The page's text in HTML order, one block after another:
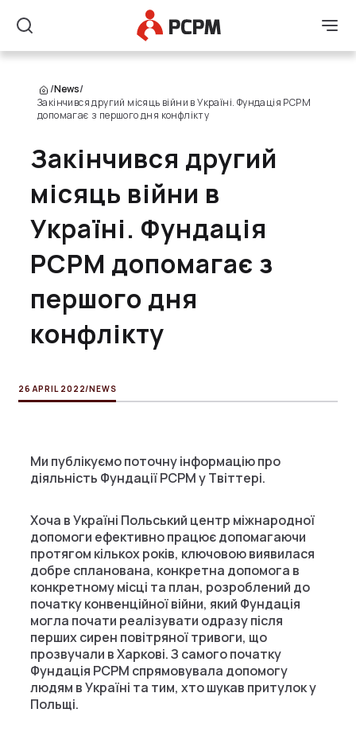
Search
Main Logo
/News/
Закінчився другий місяць війни в Україні. Фундація PCPM
допомагає з першого дня конфлікту
Закінчився другий
місяць війни в
Україні. Фундація
PCPM допомагає з
першого дня
конфлікту
26 APRIL 2022/NEWS
Ми публікуємо поточну інформацію про
діяльність Фундації PCPM у Твіттері.
Хоча в Україні Польський центр міжнародної
допомоги ефективно працює допомагаючи
протягом кількох років, ключовою виявилася
добре спланована, конкретна допомога в
конкретному місці та план, розроблений до
початку конвенційної війни, який Фундація
могла почати реалізувати одразу після
перших сирен повітряної тривоги, що
прозвучали в Харкові. З самого початку
Фундація PCPM спрямовувала допомогу
людям в Україні та тим, хто шукав притулок у
Польщі.